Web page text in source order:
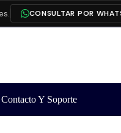
CONSULTAR POR WHATSAPP
Contacto Y Soporte